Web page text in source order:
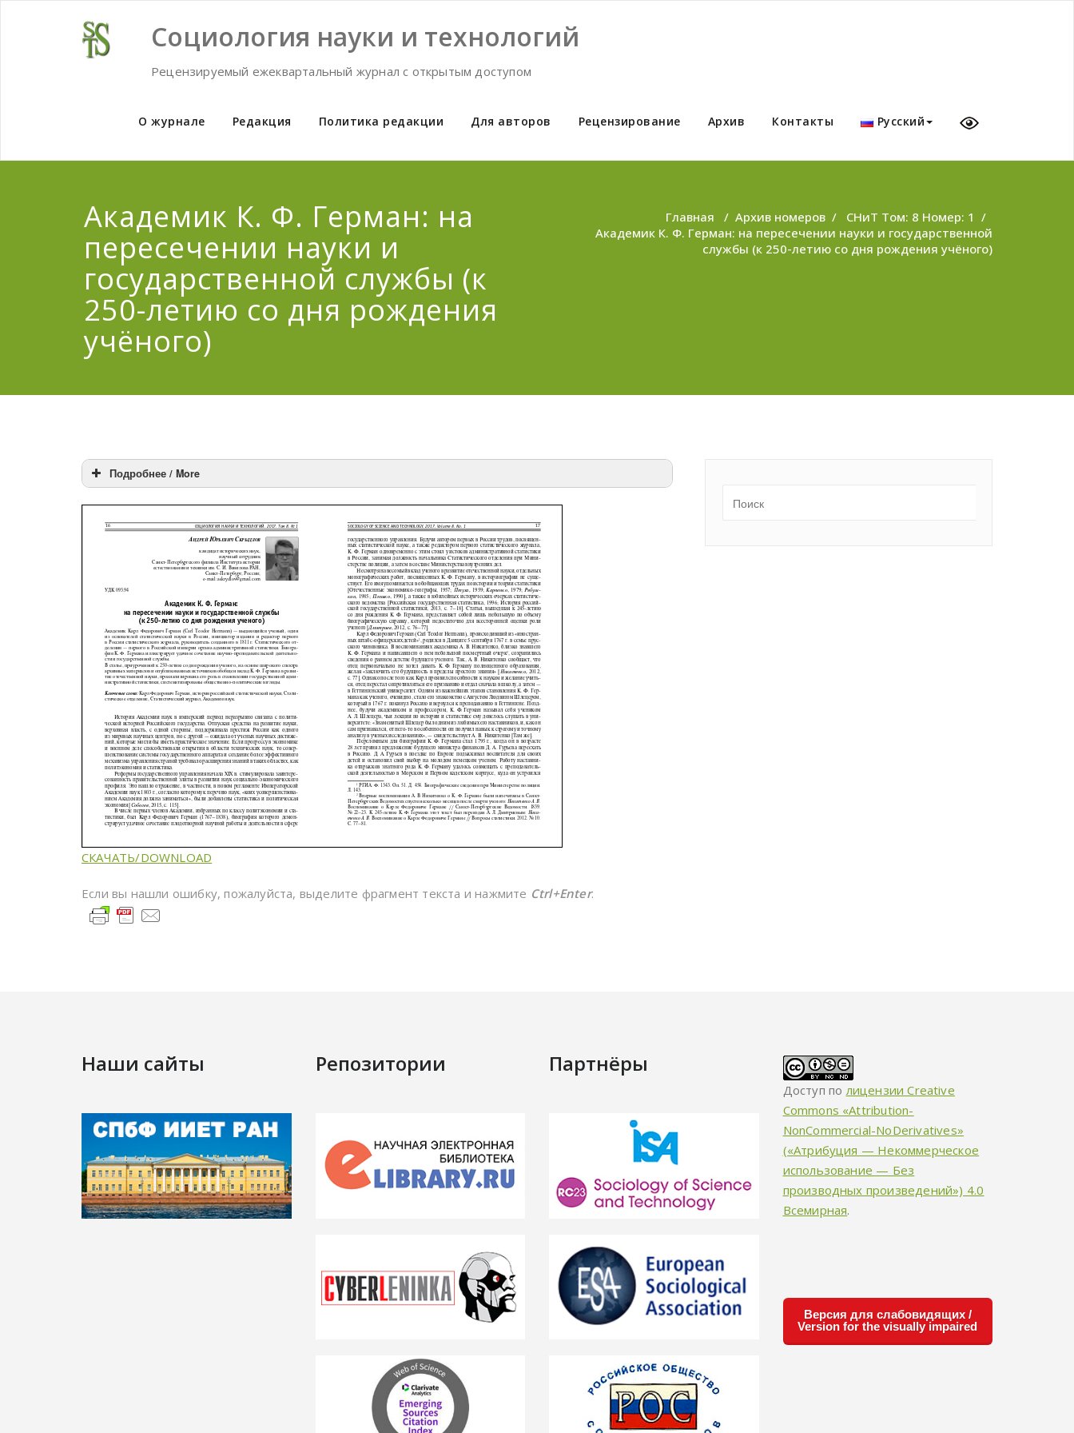
Социология науки и технологий
Рецензируемый ежеквартальный журнал с открытым доступом
О журнале Редакция Политика редакции Для авторов Рецензирование Архив Контакты Русский
Академик К. Ф. Герман: на
пересечении науки и
государственной службы (к
250-летию со дня рождения
учёного)
Главная / Архив номеров / СНиТ Том: 8 Номер: 1 /
Академик К. Ф. Герман: на пересечении науки и государственной
службы (к 250-летию со дня рождения учёного)
Подробнее / More
СКАЧАТЬ/DOWNLOAD
Если вы нашли ошибку, пожалуйста, выделите фрагмент текста и нажмите Ctrl+Enter.
Наши сайты Репозитории Партнёры
Доступ полицензии Creative
Commons «Attribution-
NonCommercial-NoDerivatives»
(«Атрибуция — Некоммерческое
использование — Без
производных произведений») 4.0
Всемирная.
Версия для слабовидящих /
Version for the visually impaired